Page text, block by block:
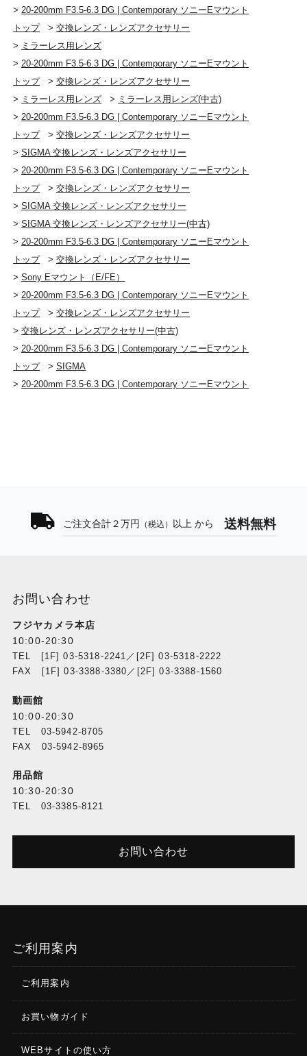
> 20-200mm F3.5-6.3 DG | Contemporary ソニーEマウント
トップ
>交換レンズ・レンズアクセサリー
> ミラーレス用レンズ
> 20-200mm F3.5-6.3 DG | Contemporary ソニーEマウント
トップ
>交換レンズ・レンズアクセサリー
> ミラーレス用レンズ > ミラーレス用レンズ(中古)
> 20-200mm F3.5-6.3 DG | Contemporary ソニーEマウント
トップ
>交換レンズ・レンズアクセサリー
>SIGMA 交換レンズ・レンズアクセサリー
> 20-200mm F3.5-6.3 DG | Contemporary ソニーEマウント
トップ
>交換レンズ・レンズアクセサリー
>SIGMA 交換レンズ・レンズアクセサリー
>SIGMA 交換レンズ・レンズアクセサリー(中古)
> 20-200mm F3.5-6.3 DG | Contemporary ソニーEマウント
トップ
>交換レンズ・レンズアクセサリー
>Sony Eマウント（E/FE）
> 20-200mm F3.5-6.3 DG | Contemporary ソニーEマウント
トップ
>交換レンズ・レンズアクセサリー
>交換レンズ・レンズアクセサリー(中古)
> 20-200mm F3.5-6.3 DG | Contemporary ソニーEマウント
トップ
>SIGMA
> 20-200mm F3.5-6.3 DG | Contemporary ソニーEマウント
ご注文合計２万円 （税込） 以上 から 送料無料
お問い合わせ
フジヤカメラ本店
10:00-20:30
TEL [1F] 03-5318-2241／[2F] 03-5318-2222
FAX [1F] 03-3388-3380／[2F] 03-3388-1560
動画館
10:00-20:30
TEL 03-5942-8705
FAX 03-5942-8965
用品館
10:30-20:30
TEL 03-3385-8121
お問い合わせ
ご利用案内
ご利用案内
お買い物ガイド
WEBサイトの使い方